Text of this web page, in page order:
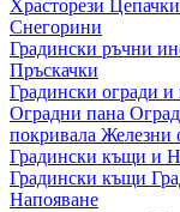
Храсторези Цепачки
Снегорини
Градински ръчни
Пръскачки
Градински огради и
Оградни пана
покривала Железни
Градински къщи и
Градински къщи
Напояване